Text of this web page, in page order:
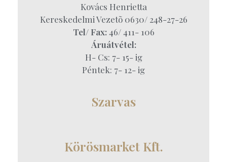
Kovács Henrietta
Kereskedelmi Vezetõ 0630/ 248-27-26
Tel/ Fax:46/ 411- 106
Áruátvétel:
H- Cs: 7- 15- ig
Péntek: 7- 12- ig
Szarvas
Körösmarket Kft.